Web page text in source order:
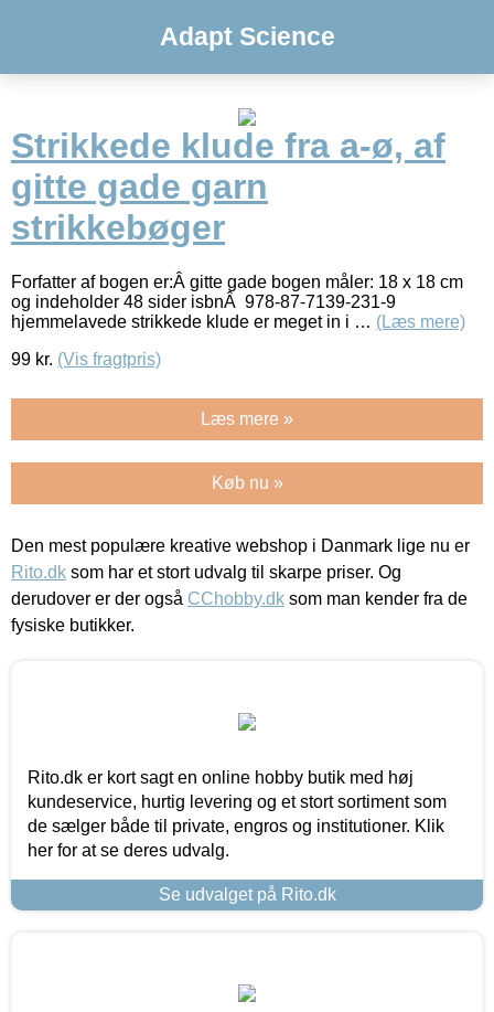
Adapt Science
Strikkede klude fra a-ø, af
gitte gade garn
strikkebøger
Forfatter af bogen er:Â gitte gade bogen måler: 18 x 18 cm
og indeholder 48 sider isbnÂ 978-87-7139-231-9
hjemmelavede strikkede klude er meget in i … (Læs mere)
99 kr. (Vis fragtpris)
Læs mere »
Køb nu »
Den mest populære kreative webshop i Danmark lige nu er
Rito.dk som har et stort udvalg til skarpe priser. Og
derudover er der også CChobby.dk som man kender fra de
fysiske butikker.
Rito.dk er kort sagt en online hobby butik med høj
kundeservice, hurtig levering og et stort sortiment som
de sælger både til private, engros og institutioner. Klik
her for at se deres udvalg.
Se udvalget på Rito.dk